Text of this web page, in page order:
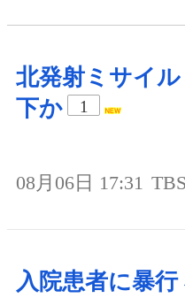
北発射ミサイ
下か
1
08月06日 17:31
入院患者に暴